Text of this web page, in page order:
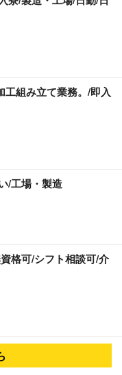
工組み立て業務。/即入
/工場・製造
格可/シフト相談可/介